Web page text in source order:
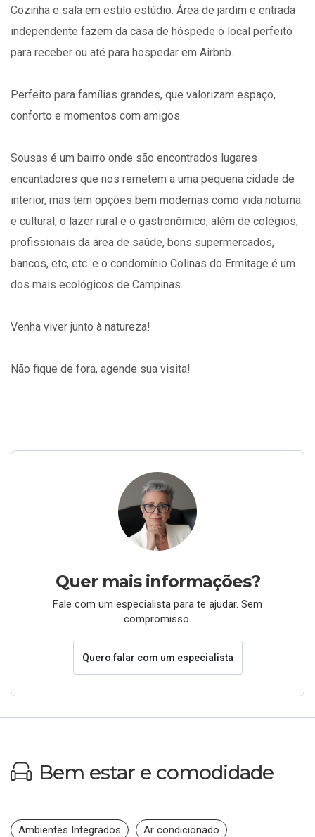
Cozinha e sala em estilo estúdio. Área de jardim e entrada
independente fazem da casa de hóspede o local perfeito
para receber ou até para hospedar em Airbnb.
Perfeito para famílias grandes, que valorizam espaço,
conforto e momentos com amigos.
Sousas é um bairro onde são encontrados lugares
encantadores que nos remetem a uma pequena cidade de
interior, mas tem opções bem modernas como vida noturna
e cultural, o lazer rural e o gastronômico, além de colégios,
profissionais da área de saúde, bons supermercados,
bancos, etc, etc. e o condomínio Colinas do Ermitage é um
dos mais ecológicos de Campinas.
Venha viver junto à natureza!
Não fique de fora, agende sua visita!
Quer mais informações?
Fale com um especialista para te ajudar. Sem
compromisso.
Quero falar com um especialista
Bem estar e comodidade
Ambientes Integrados Ar condicionado